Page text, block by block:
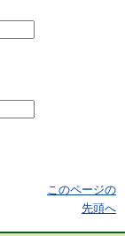
このページの
先頭へ